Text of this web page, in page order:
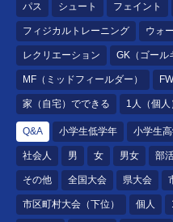
パス シュート フェイント
フィジカルトレーニング ウォ
レクリエーション GK（ゴール
MF（ミッドフィールダー）
家（自宅）でできる 1人（個
Q&A 小学生低学年 小学生
社会人 男 女 男女 部
その他 全国大会 県大会
市区町村大会（下位） 個人